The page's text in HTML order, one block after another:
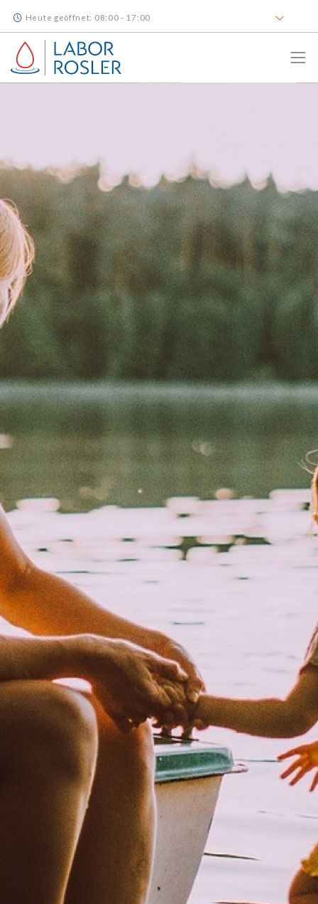
Heute geöffnet: 08:00 - 17:00